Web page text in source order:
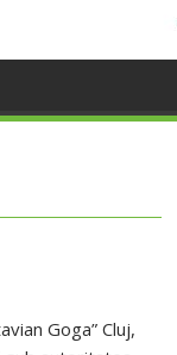
Goga” Cluj,